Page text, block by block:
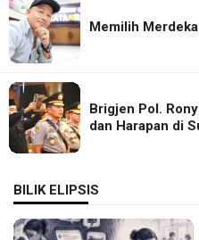
Memilih
Brigjen Pol.
dan Harapan di
BILIK ELIPSIS